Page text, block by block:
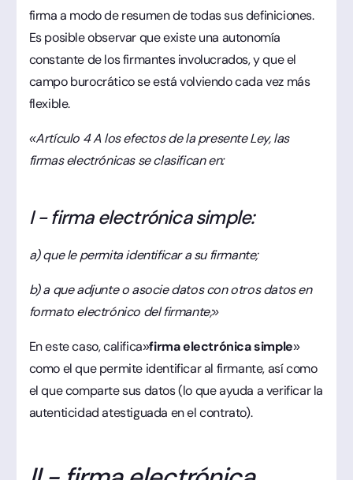
firma a modo de resumen de todas sus definiciones.
Es posible observar que existe una autonomía
constante de los firmantes involucrados, y que el
campo burocrático se está volviendo cada vez más
flexible.
«Artículo 4 A los efectos de la presente Ley, las
firmas electrónicas se clasifican en:
I - firma electrónica simple:
a) que le permita identificar a su firmante;
b) a que adjunte o asocie datos con otros datos en
formato electrónico del firmante;»
En este caso, califica»firma electrónica simple»
como el que permite identificar al firmante, así como
el que comparte sus datos (lo que ayuda a verificar la
autenticidad atestiguada en el contrato).